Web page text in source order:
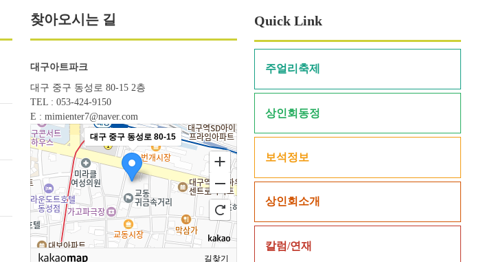
찾아오시는 길
대구아트파크
대구 중구 동성로 80-15 2층
TEL : 053-424-9150
E : mimienter7@naver.com
대구 중구 동성로 80-15
길찾기
Quick Link
주얼리축제
상인회동정
보석정보
상인회소개
칼럼/연재